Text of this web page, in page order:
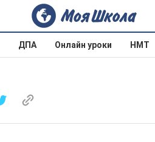
ДПА Онлайн уроки НМТ